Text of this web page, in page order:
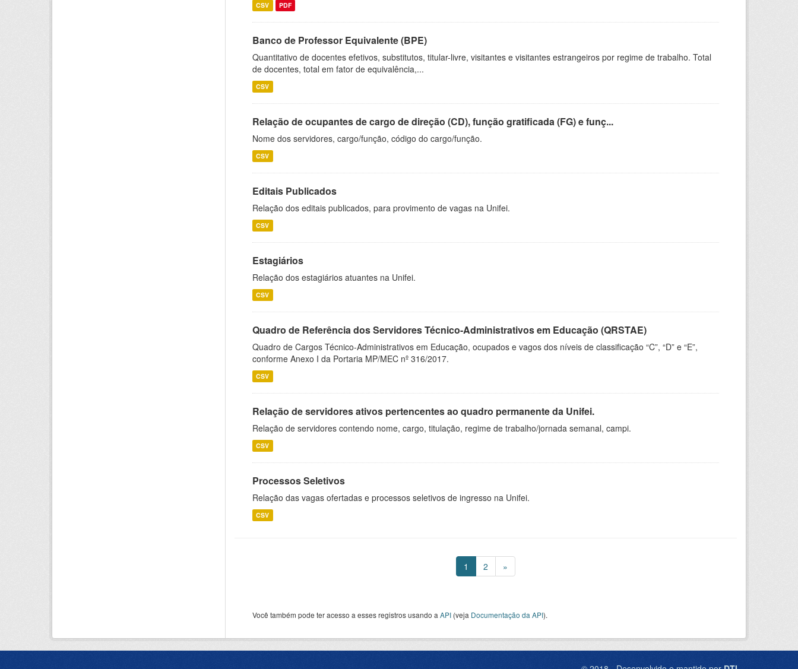
CSV PDF
Banco de Professor Equivalente (BPE)
Quantitativo de docentes efetivos, substitutos, titular-livre, visitantes e visitantes estrangeiros por regime de trabalho. Total
de docentes, total em fator de equivalência,...
CSV
Relação de ocupantes de cargo de direção (CD), função gratificada (FG) e funç...
Nome dos servidores, cargo/função, código do cargo/função.
CSV
Editais Publicados
Relação dos editais publicados, para provimento de vagas na Unifei.
CSV
Estagiários
Relação dos estagiários atuantes na Unifei.
CSV
Quadro de Referência dos Servidores Técnico-Administrativos em Educação (QRSTAE)
Quadro de Cargos Técnico-Administrativos em Educação, ocupados e vagos dos níveis de classificação “C”, “D” e “E”,
conforme Anexo I da Portaria MP/MEC nº 316/2017.
CSV
Relação de servidores ativos pertencentes ao quadro permanente da Unifei.
Relação de servidores contendo nome, cargo, titulação, regime de trabalho/jornada semanal, campi.
CSV
Processos Seletivos
Relação das vagas ofertadas e processos seletivos de ingresso na Unifei.
CSV
1 2 »
Você também pode ter acesso a esses registros usando a API (veja Documentação da API).